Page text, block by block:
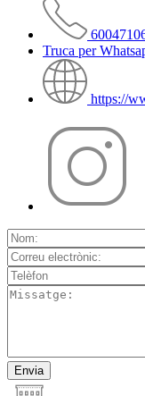
Truca per
https://